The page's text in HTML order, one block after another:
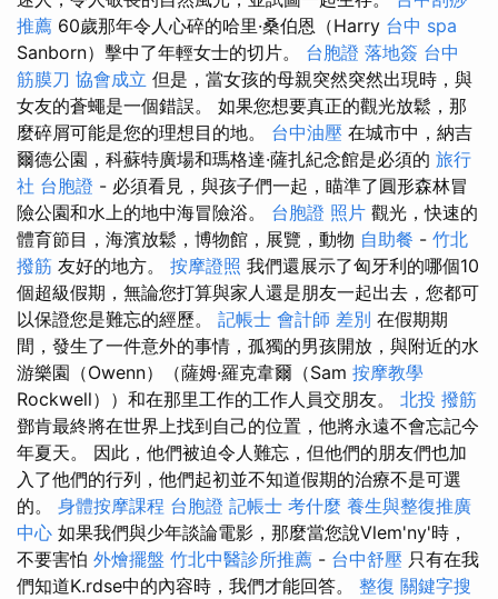
推薦 60歲那年令人心碎的哈里·桑伯恩（Harry 台中 spa
Sanborn）擊中了年輕女士的切片。 台胞證 落地簽 台中
筋膜刀 協會成立 但是，當女孩的母親突然突然出現時，與
女友的蒼蠅是一個錯誤。 如果您想要真正的觀光放鬆，那
麼碎屑可能是您的理想目的地。 台中油壓 在城市中，納吉
爾德公園，科蘇特廣場和瑪格達·薩扎紀念館是必須的 旅行
社 台胞證 - 必須看見，與孩子們一起，瞄準了圓形森林冒
險公園和水上的地中海冒險浴。 台胞證 照片 觀光，快速的
體育節目，海濱放鬆，博物館，展覽，動物 自助餐 - 竹北
撥筋 友好的地方。 按摩證照 我們還展示了匈牙利的哪個10
個超級假期，無論您打算與家人還是朋友一起出去，您都可
以保證您是難忘的經歷。 記帳士 會計師 差別 在假期期
間，發生了一件意外的事情，孤獨的男孩開放，與附近的水
游樂園（Owenn）（薩姆·羅克韋爾（Sam 按摩教學
Rockwell））和在那里工作的工作人員交朋友。 北投 撥筋
鄧肯最終將在世界上找到自己的位置，他將永遠不會忘記今
年夏天。 因此，他們被迫令人難忘，但他們的朋友們也加
入了他們的行列，他們起初並不知道假期的治療不是可選
的。 身體按摩課程 台胞證 記帳士 考什麼 養生與整復推廣
中心 如果我們與少年談論電影，那麼當您說Vlem'ny'時，
不要害怕 外燴擺盤 竹北中醫診所推薦 - 台中舒壓 只有在我
們知道K.rdse中的內容時，我們才能回答。 整復 關鍵字搜